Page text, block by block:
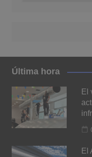
Última hora
El
El